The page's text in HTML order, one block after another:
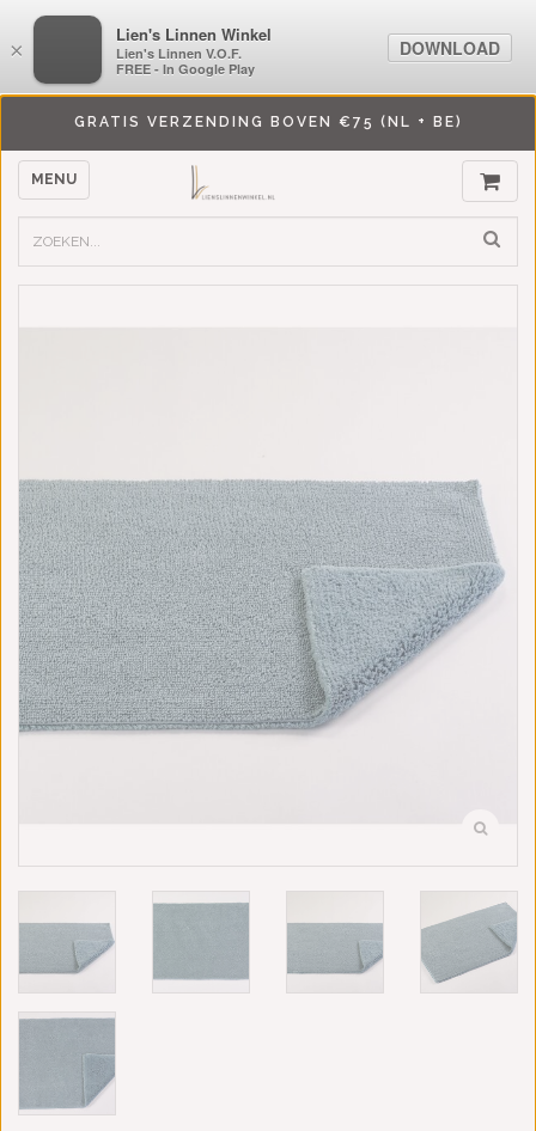
GRATIS VERZENDING BOVEN €75 (NL + BE)
MENU
×
LiensLinnenwinkel.nl
Lien's Linnen V.O.F.
FREE - In Google Play
DOWNLOAD
×
Lien's Linnen Winkel
Lien's Linnen V.O.F.
FREE - In Google Play
DOWNLOAD